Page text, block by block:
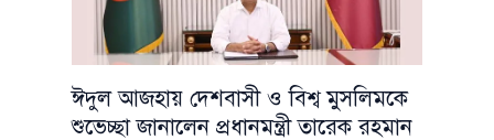
ঈদুল আজহায় দেশবাসী ও বিশ্ব মুসলিমকে
শুভেচ্ছা জানালেন প্রধানমন্ত্রী তারেক রহমান